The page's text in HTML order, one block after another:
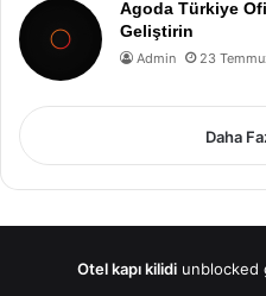
Agoda Türkiye
Geliştirin
Admin 23
Daha
Otel kapı kilidi unblocked